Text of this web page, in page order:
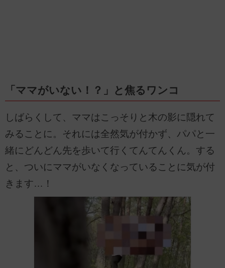
「ママがいない！？」と焦るワンコ
しばらくして、ママはこっそりと木の影に隠れて
みることに。それには全然気が付かず、パパと一
緒にどんどん先を歩いて行くてんてんくん。する
と、ついにママがいなくなっていることに気が付
きます…！